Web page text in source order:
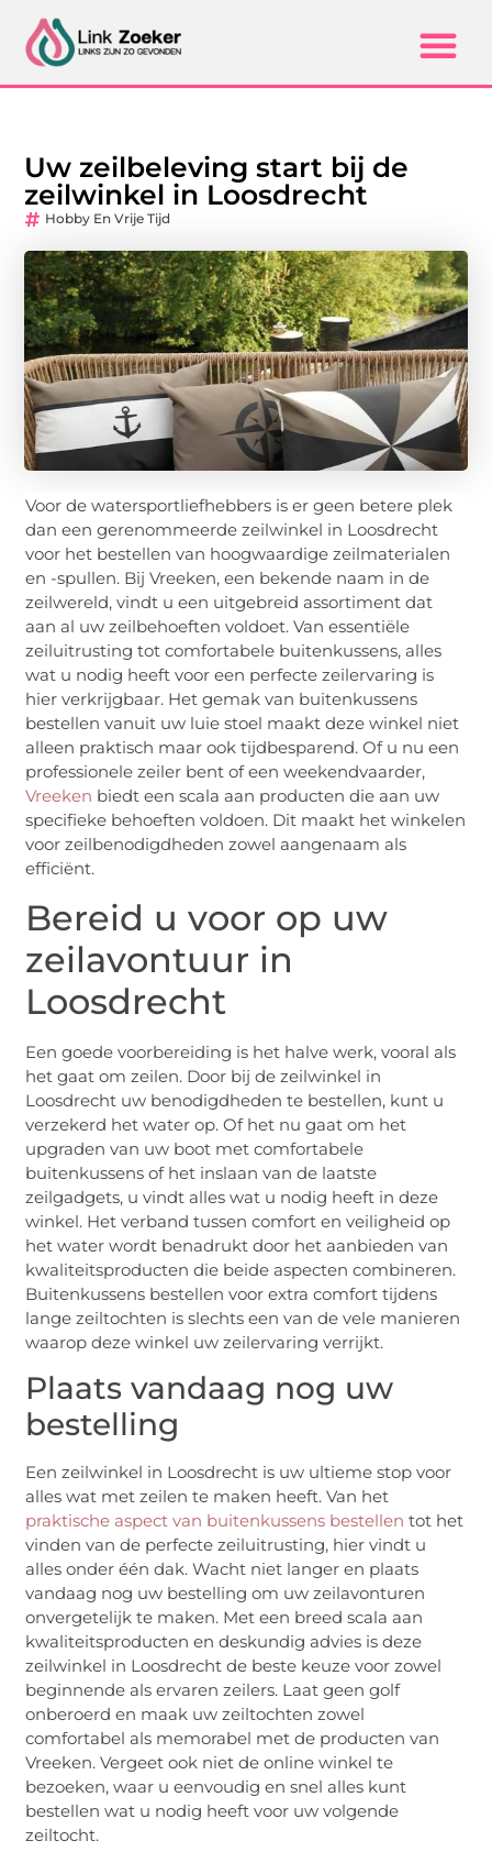
Uw zeilbeleving start bij de
zeilwinkel in Loosdrecht
Hobby En Vrije Tijd
Voor de watersportliefhebbers is er geen betere plek
dan een gerenommeerde zeilwinkel in Loosdrecht
voor het bestellen van hoogwaardige zeilmaterialen
en -spullen. Bij Vreeken, een bekende naam in de
zeilwereld, vindt u een uitgebreid assortiment dat
aan al uw zeilbehoeften voldoet. Van essentiële
zeiluitrusting tot comfortabele buitenkussens, alles
wat u nodig heeft voor een perfecte zeilervaring is
hier verkrijgbaar. Het gemak van buitenkussens
bestellen vanuit uw luie stoel maakt deze winkel niet
alleen praktisch maar ook tijdbesparend. Of u nu een
professionele zeiler bent of een weekendvaarder,
Vreeken biedt een scala aan producten die aan uw
specifieke behoeften voldoen. Dit maakt het winkelen
voor zeilbenodigdheden zowel aangenaam als
efficiënt.
Bereid u voor op uw
zeilavontuur in
Loosdrecht
Een goede voorbereiding is het halve werk, vooral als
het gaat om zeilen. Door bij de zeilwinkel in
Loosdrecht uw benodigdheden te bestellen, kunt u
verzekerd het water op. Of het nu gaat om het
upgraden van uw boot met comfortabele
buitenkussens of het inslaan van de laatste
zeilgadgets, u vindt alles wat u nodig heeft in deze
winkel. Het verband tussen comfort en veiligheid op
het water wordt benadrukt door het aanbieden van
kwaliteitsproducten die beide aspecten combineren.
Buitenkussens bestellen voor extra comfort tijdens
lange zeiltochten is slechts een van de vele manieren
waarop deze winkel uw zeilervaring verrijkt.
Plaats vandaag nog uw
bestelling
Een zeilwinkel in Loosdrecht is uw ultieme stop voor
alles wat met zeilen te maken heeft. Van het
praktische aspect van buitenkussens bestellen tot het
vinden van de perfecte zeiluitrusting, hier vindt u
alles onder één dak. Wacht niet langer en plaats
vandaag nog uw bestelling om uw zeilavonturen
onvergetelijk te maken. Met een breed scala aan
kwaliteitsproducten en deskundig advies is deze
zeilwinkel in Loosdrecht de beste keuze voor zowel
beginnende als ervaren zeilers. Laat geen golf
onberoerd en maak uw zeiltochten zowel
comfortabel als memorabel met de producten van
Vreeken. Vergeet ook niet de online winkel te
bezoeken, waar u eenvoudig en snel alles kunt
bestellen wat u nodig heeft voor uw volgende
zeiltocht.